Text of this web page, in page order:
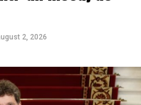
pentru industria
turism în perioada
potrivit
2, 2026